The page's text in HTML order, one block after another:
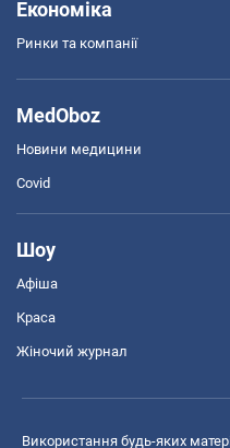
Економіка
Ринки та компанії
MedOboz
Новини медицини
Covid
Шоу
Афіша
Краса
Жіночий журнал
Використання будь-яких